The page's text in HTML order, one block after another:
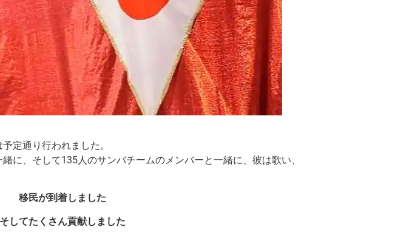
定通り行われました。
に、そして135人のサンバチームのメンバーと一緒に、彼は歌い、
移民が到着しました
そしてたくさん貢献しました